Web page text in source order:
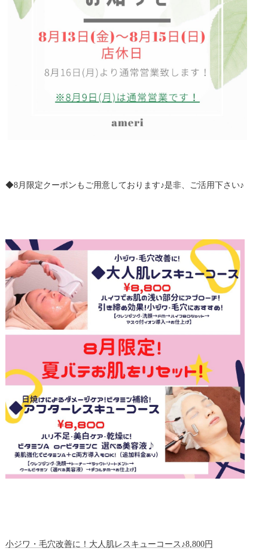
◆8月限定クーポンもご用意しております♪是非、ご活用下さい♪
小ジワ・毛穴改善に！大人肌レスキューコース♪8,800円